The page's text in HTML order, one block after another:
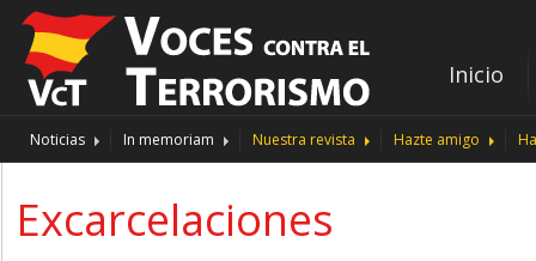
Inicio
Noticias In memoriam Nuestra revista Hazte amigo
Excarcelaciones